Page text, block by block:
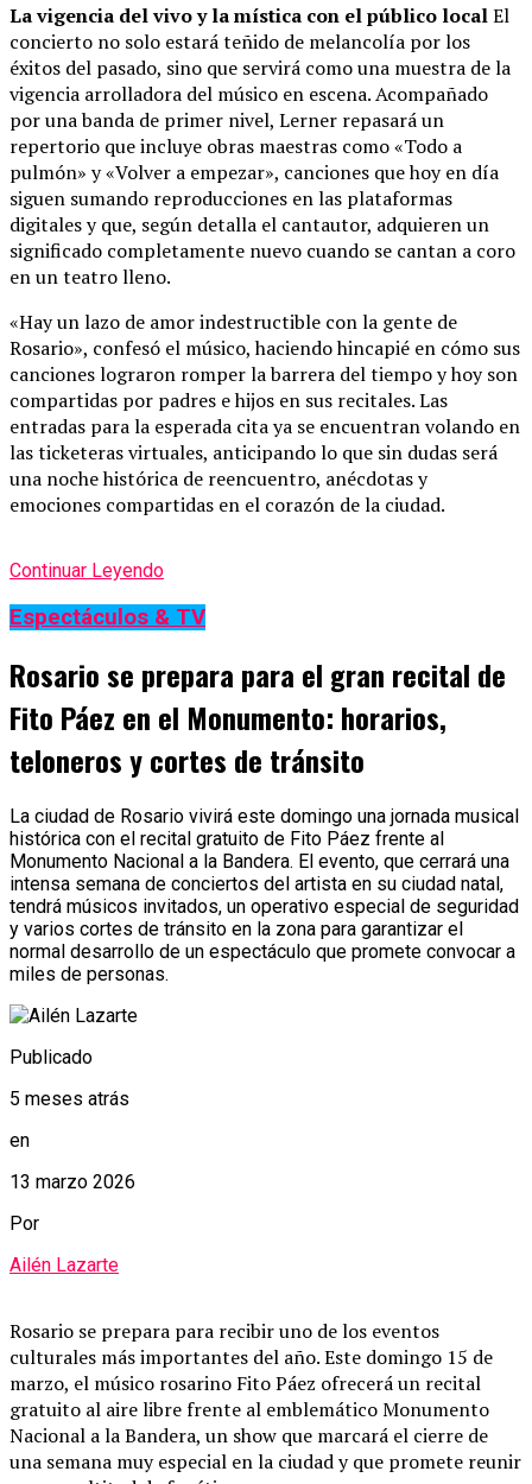
La vigencia del vivo y la mística con el público localEl
concierto no solo estará teñido de melancolía por los
éxitos del pasado, sino que servirá como una muestra de la
vigencia arrolladora del músico en escena. Acompañado
por una banda de primer nivel, Lerner repasará un
repertorio que incluye obras maestras como «Todo a
pulmón» y «Volver a empezar», canciones que hoy en día
siguen sumando reproducciones en las plataformas
digitales y que, según detalla el cantautor, adquieren un
significado completamente nuevo cuando se cantan a coro
en un teatro lleno.
«Hay un lazo de amor indestructible con la gente de
Rosario», confesó el músico, haciendo hincapié en cómo sus
canciones lograron romper la barrera del tiempo y hoy son
compartidas por padres e hijos en sus recitales. Las
entradas para la esperada cita ya se encuentran volando en
las ticketeras virtuales, anticipando lo que sin dudas será
una noche histórica de reencuentro, anécdotas y
emociones compartidas en el corazón de la ciudad.
Continuar Leyendo
Espectáculos & TV
Rosario se prepara para el gran recital de
Fito Páez en el Monumento: horarios,
teloneros y cortes de tránsito
La ciudad de Rosario vivirá este domingo una jornada musical
histórica con el recital gratuito de Fito Páez frente al
Monumento Nacional a la Bandera. El evento, que cerrará una
intensa semana de conciertos del artista en su ciudad natal,
tendrá músicos invitados, un operativo especial de seguridad
y varios cortes de tránsito en la zona para garantizar el
normal desarrollo de un espectáculo que promete convocar a
miles de personas.
Publicado
5 meses atrás
en
13 marzo 2026
Por
Ailén Lazarte
Rosario se prepara para recibiruno delos eventos
culturales másimportantes del año.Este domingo 15 de
marzo, el músico rosarino Fito Páez ofreceráun recital
gratuito al airelibrefrente al emblemáticoMonumento
Nacional a la Bandera, un show que marcará el cierre de
una semana muyespecial enla ciudadyque promete reunir